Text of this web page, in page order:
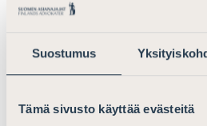
Suostumus
Tämä sivusto käyttää evästeitä
tulee luovuttaa lainoppineen
kuulusteltava itse lainoppineen
päämiehensä, ei ole